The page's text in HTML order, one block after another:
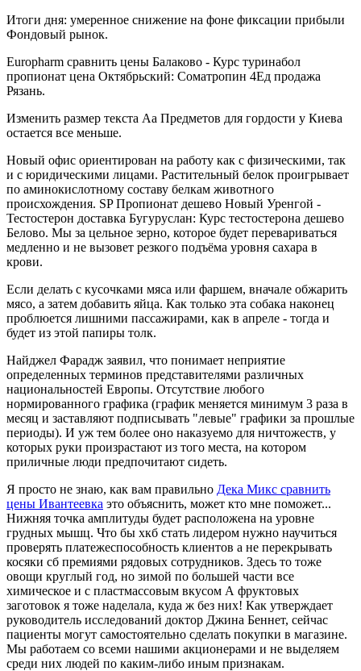
Итоги дня: умеренное снижение на фоне фиксации прибыли
Фондовый рынок.
Europharm сравнить цены Балаково - Курс туринабол
пропионат цена Октябрьский: Cоматропин 4Ед продажа
Рязань.
Изменить размер текста Аа Предметов для гордости у Киева
остается все меньше.
Новый офис ориентирован на работу как с физическими, так
и с юридическими лицами. Растительный белок проигрывает
по аминокислотному составу белкам животного
происхождения. SP Пропионат дешево Новый Уренгой -
Тестостерон доставка Бугуруслан: Курс тестостерона дешево
Белово. Мы за цельное зерно, которое будет перевариваться
медленно и не вызовет резкого подъёма уровня сахара в
крови.
Если делать с кусочками мяса или фаршем, вначале обжарить
мясо, а затем добавить яйца. Как только эта собака наконец
проблюется лишними пассажирами, как в апреле - тогда и
будет из этой папиры толк.
Найджел Фарадж заявил, что понимает неприятие
определенных терминов представителями различных
национальностей Европы. Отсутствие любого
нормированного графика (график меняется минимум 3 раза в
месяц и заставляют подписывать "левые" графики за прошлые
периоды). И уж тем более оно наказуемо для ничтожеств, у
которых руки произрастают из того места, на котором
приличные люди предпочитают сидеть.
Я просто не знаю, как вам правильно Дека Микс сравнить
цены Ивантеевка это объяснить, может кто мне поможет...
Нижняя точка амплитуды будет расположена на уровне
грудных мышц. Что бы хкб стать лидером нужно научиться
проверять платежеспособность клиентов а не перекрывать
косяки сб премиями рядовых сотрудников. Здесь то тоже
овощи круглый год, но зимой по большей части все
химическое и с пластмассовым вкусом А фруктовых
заготовок я тоже наделала, куда ж без них! Как утверждает
руководитель исследований доктор Джина Беннет, сейчас
пациенты могут самостоятельно сделать покупки в магазине.
Мы работаем со всеми нашими акционерами и не выделяем
среди них людей по каким-либо иным признакам.